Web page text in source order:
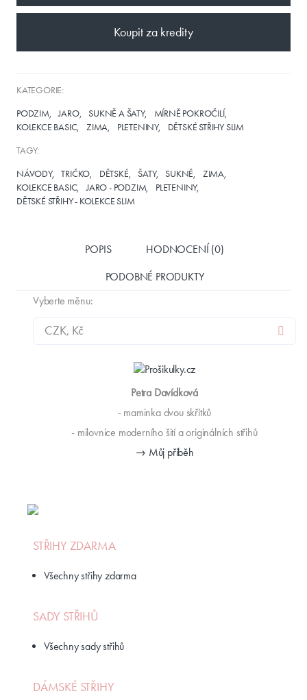
Koupit za kredity
KATEGORIE:
PODZIM JARO SUKNĚ A ŠATY
MÍRNĚ POKROČILÍ
KOLEKCE BASIC
ZIMA PLETENINY DĚTSKÉ STŘIHY SLIM
TAGY:
NÁVODY TRIČKO DĚTSKÉ ŠATY SUKNĚ
ZIMA
KOLEKCE BASIC
JARO - PODZIM
PLETENINY
DĚTSKÉ STŘIHY - KOLEKCE SLIM
POPIS HODNOCENÍ (0)
PODOBNÉ PRODUKTY
Vyberte měnu:
Petra Davídková
- maminka dvou skřítků
- milovnice moderního šití a originálních střihů
→ Můj příběh
STŘIHY ZDARMA
Všechny střihy zdarma
SADY STŘIHŮ
Všechny sady střihů
DÁMSKÉ STŘIHY